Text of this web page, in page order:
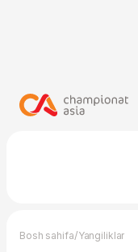
Bosh sahifa/Yangiliklar